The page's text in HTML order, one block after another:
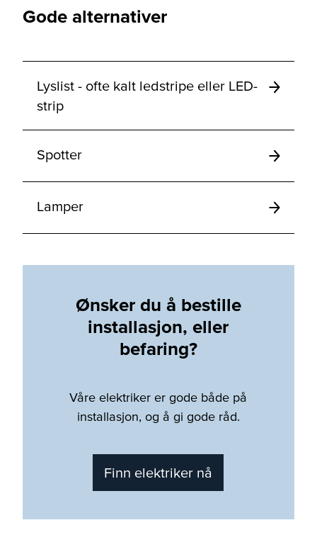
Gode alternativer
Lyslist - ofte kalt ledstripe eller LED-
strip
Spotter
Lamper
Ønsker du å bestille
installasjon, eller
befaring?
Våre elektriker er gode både på
installasjon, og å gi gode råd.
Finn elektriker nå